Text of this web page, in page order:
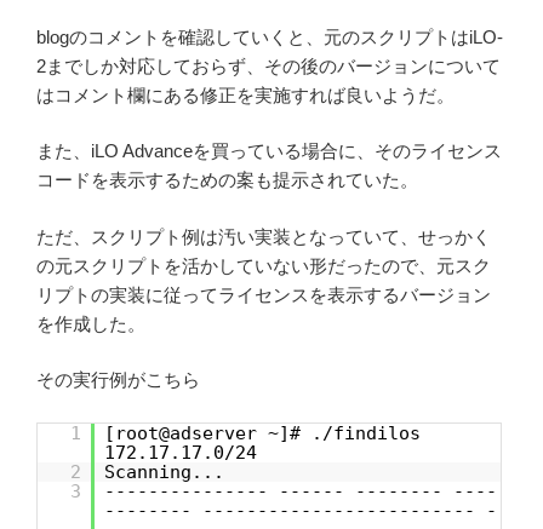
blogのコメントを確認していくと、元のスクリプトはiLO-
2までしか対応しておらず、その後のバージョンについて
はコメント欄にある修正を実施すれば良いようだ。
また、iLO Advanceを買っている場合に、そのライセンス
コードを表示するための案も提示されていた。
ただ、スクリプト例は汚い実装となっていて、せっかく
の元スクリプトを活かしていない形だったので、元スク
リプトの実装に従ってライセンスを表示するバージョン
を作成した。
その実行例がこちら
1
[root@adserver ~]# ./findilos
172.17.17.0/24
2
Scanning...
3
--------------- ------ -------- ----
-------- ------------------------- -